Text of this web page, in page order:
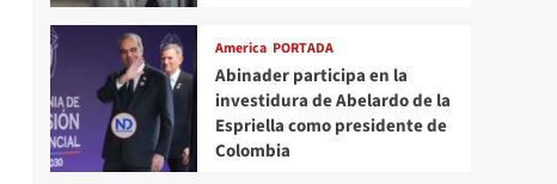
America PORTADA
Abinader participa en la
investidura de Abelardo de la
Espriella como presidente de
Colombia